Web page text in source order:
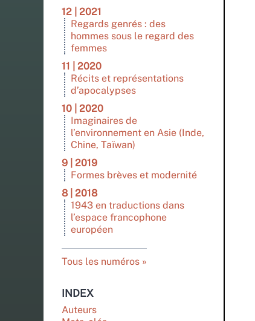
12 | 2021
Regards genrés : des
hommes sous le regard des
femmes
11 | 2020
Récits et représentations
d’apocalypses
10 | 2020
Imaginaires de
l’environnement en Asie (Inde,
Chine, Taïwan)
9 | 2019
Formes brèves et modernité
8 | 2018
1943 en traductions dans
l’espace francophone
européen
Tous les numéros
INDEX
Auteurs